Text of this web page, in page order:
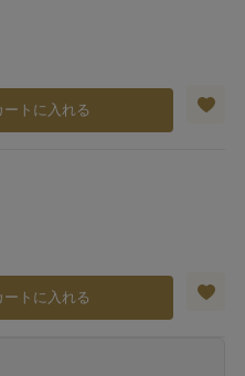
ートに入れる
ートに入れる